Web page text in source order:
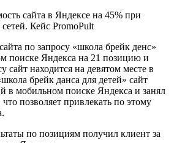
по запросу «школа брейк денс»
поиске Яндекса на 21 позицию и
сайт находится на девятом месте в
брейк данса для детей» сайт
в мобильном поиске Яндекса и занял
позволяет привлекать по этому
по позициям получил клиент за